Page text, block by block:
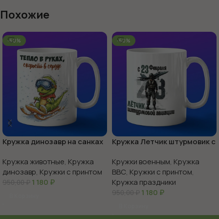
Похожие
-60%
Кружка динозавр на санках
Кружка животные, Кружка
динозавр, Кружки с принтом
950,00₽ 1 180 ₽
-60%
Кружка Летчик штурмовик с
Кружки военным, Кружка
ВВС, Кружки с принтом,
Кружка праздники
950,00₽ 1 180 ₽